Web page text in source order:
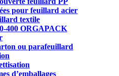
pour feuillard acier
textile
400 ORGAPACK
ou parafeuillard
d’emballages